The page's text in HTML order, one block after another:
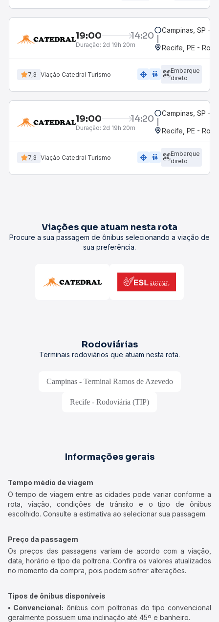
19:00 14:20
Duração: 2d 19h 20m
Campinas, SP -
Recife, PE -
7,3 Viação Catedral Turismo ac_unit wc
Embarque
direto
19:00 14:20
Duração: 2d 19h 20m
Campinas, SP -
Recife, PE -
7,3 Viação Catedral Turismo ac_unit wc
Embarque
direto
Viações que atuam nesta rota
Procure a sua passagem de ônibus selecionando a viação de
sua preferência.
Rodoviárias
Terminais rodoviários que atuam nesta rota.
Campinas - Terminal Ramos de Azevedo
Recife - Rodoviária (TIP)
Informações gerais
Tempo médio de viagem
O tempo de viagem entre as cidades pode variar conforme a
rota, viação, condições de trânsito e o tipo de ônibus
escolhido. Consulte a estimativa ao selecionar sua passagem.
Preço da passagem
Os preços das passagens variam de acordo com a viação,
data, horário e tipo de poltrona. Confira os valores atualizados
no momento da compra, pois podem sofrer alterações.
Tipos de ônibus disponíveis
• Convencional: ônibus com poltronas do tipo convencional
geralmente possuem uma inclinação até 45º e banheiro.